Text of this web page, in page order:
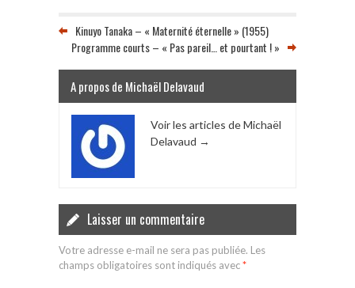
Kinuyo Tanaka – « Maternité éternelle » (1955)
Programme courts – « Pas pareil… et pourtant ! »
A propos de Michaël Delavaud
Voir les articles de Michaël
Delavaud →
Laisser un commentaire
Votre adresse e-mail ne sera pas publiée. Les
champs obligatoires sont indiqués avec*